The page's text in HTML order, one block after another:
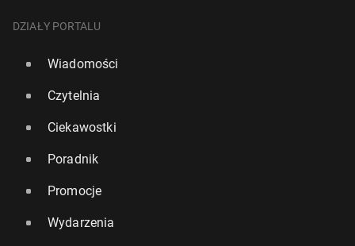
DZIAŁY PORTALU
Wiadomości
Czytelnia
Ciekawostki
Poradnik
Promocje
Wydarzenia